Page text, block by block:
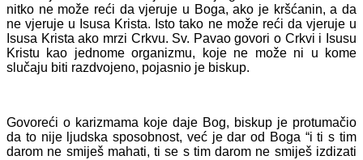
nitko ne može reći da vjeruje u Boga, ako je kršćanin, a da
ne vjeruje u Isusa Krista. Isto tako ne može reći da vjeruje u
Isusa Krista ako mrzi Crkvu. Sv. Pavao govori o Crkvi i Isusu
Kristu kao jednome organizmu, koje ne može ni u kome
slučaju biti razdvojeno, pojasnio je biskup.
Govoreći o karizmama koje daje Bog, biskup je protumačio
da to nije ljudska sposobnost, već je dar od Boga “i ti s tim
darom ne smiješ mahati, ti se s tim darom ne smiješ izdizati